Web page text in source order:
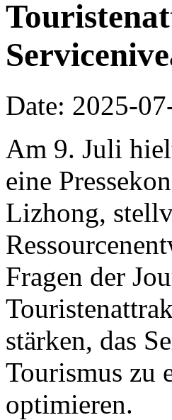
Date: 2025-
Am 9. Juli
eine
Lizhong,
Fragen der
stärken, das
Tourismus zu
optimieren.